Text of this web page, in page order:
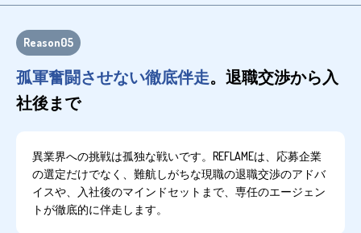
Reason05
孤軍奮闘させない徹底伴走。退職交渉から入
社後まで
異業界への挑戦は孤独な戦いです。REFLAMEは、応募企業
の選定だけでなく、難航しがちな現職の退職交渉のアドバ
イスや、入社後のマインドセットまで、専任のエージェン
トが徹底的に伴走します。